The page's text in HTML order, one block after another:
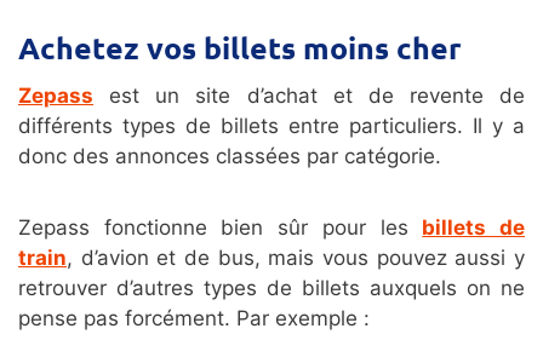
Achetez vos billets moins cher
Zepass est un site d’achat et de revente de
différents types de billets entre particuliers. Il y a
donc des annonces classées par catégorie.
Zepass fonctionne bien sûr pour les billets de
train, d’avion et de bus, mais vous pouvez aussi y
retrouver d’autres types de billets auxquels on ne
pense pas forcément. Par exemple :